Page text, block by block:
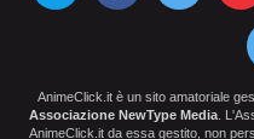
AnimeClick.it è un sito amatoriale
Associazione NewType Media .
AnimeClick.it da essa gestito, non